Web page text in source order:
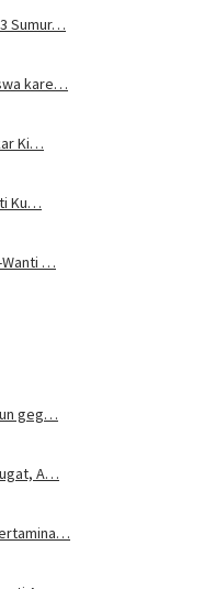
Sumur…
kare…
Ki…
Ku…
Wanti …
geg…
A…